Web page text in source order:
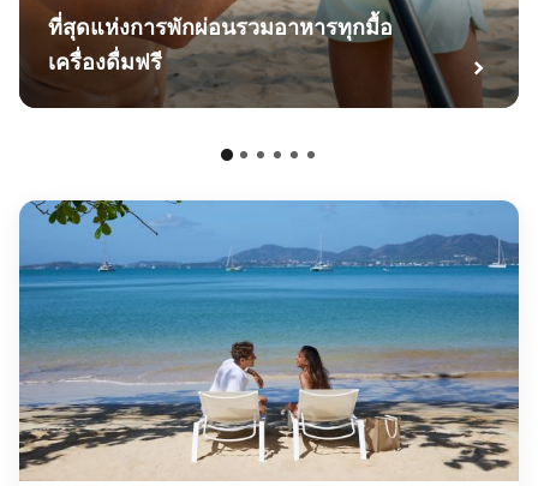
ที่สุดแห่งการพักผ่อนรวมอาหารทุกมื้อ
เครื่องดื่มฟรี